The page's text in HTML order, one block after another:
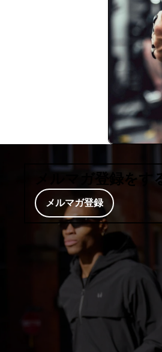
メルマガ登録をする
メルマガ登録